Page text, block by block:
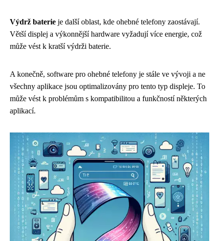
Výdrž baterie je další oblast, kde ohebné telefony zaostávají.
Větší displej a výkonnější hardware vyžadují více energie, což
může vést k kratší výdrži baterie.
A konečně, software pro ohebné telefony je stále ve vývoji a ne
všechny aplikace jsou optimalizovány pro tento typ displeje. To
může vést k problémům s kompatibilitou a funkčností některých
aplikací.